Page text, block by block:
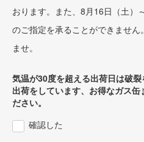
おります。また、8月16日（土）
のご指定を承ることができませ
ませ。
気温が30度を超える出荷日は破
出荷をしています、お得なガス
ださい。
確認した